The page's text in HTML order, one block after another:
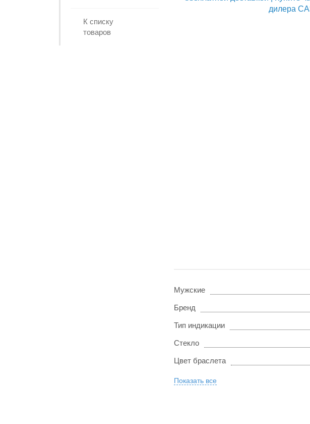
К списку
товаров
Мужские
Бренд
Тип индикации
Стекло
Цвет браслета
Показать все